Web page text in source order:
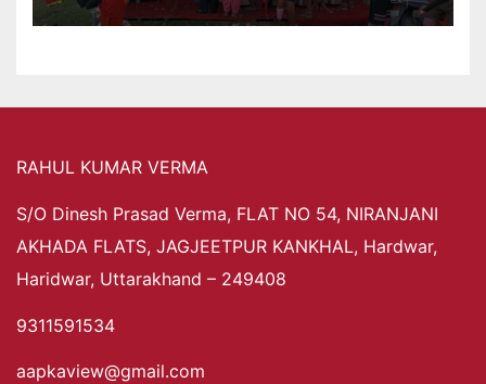
RAHUL KUMAR VERMA
S/O Dinesh Prasad Verma, FLAT NO 54, NIRANJANI
AKHADA FLATS, JAGJEETPUR KANKHAL, Hardwar,
Haridwar, Uttarakhand – 249408
9311591534
aapkaview@gmail.com